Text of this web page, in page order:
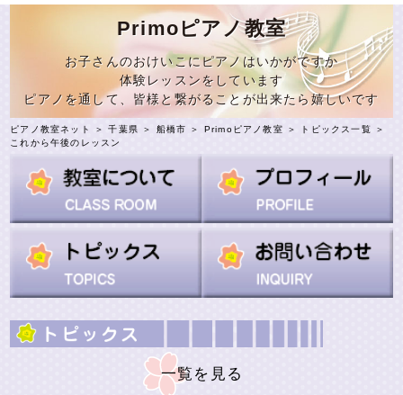
Primoピアノ教室
お子さんのおけいこにピアノはいかがですか
体験レッスンをしています
ピアノを通して、皆様と繋がることが出来たら嬉しいです
ピアノ教室ネット ＞千葉県 ＞ 船橋市 ＞ Primoピアノ教室 ＞ トピックス一覧 ＞
これから午後のレッスン
一覧を見る